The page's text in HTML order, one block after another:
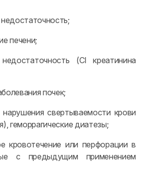
печени;
(Cl креатинина
почек;
свертываемости крови
геморрагические диатезы;
кровотечение или перфорации в
с предыдущим применением